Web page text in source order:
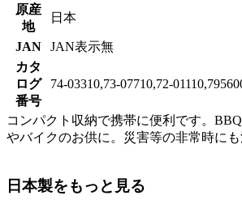
原産
地
日本
JAN
JAN表示無
カタ
ログ
番号
74-03310,73-07710,72-
コンパクト収納で携帯に便利です。
やバイクのお供に。災害等の非常時にも
日本製をもっと見る